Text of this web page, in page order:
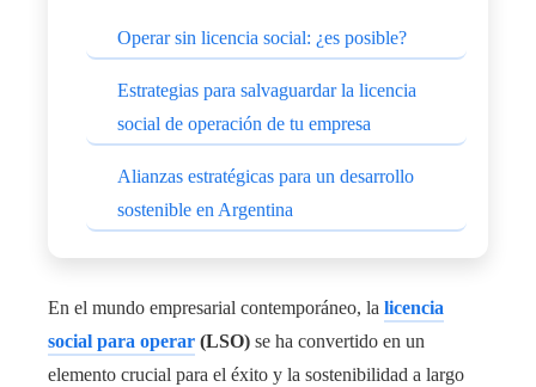
Operar sin licencia social: ¿es posible?
Estrategias para salvaguardar la licencia
social de operación de tu empresa
Alianzas estratégicas para un desarrollo
sostenible en Argentina
En el mundo empresarial contemporáneo, la licencia
social para operar (LSO) se ha convertido en un
elemento crucial para el éxito y la sostenibilidad a largo